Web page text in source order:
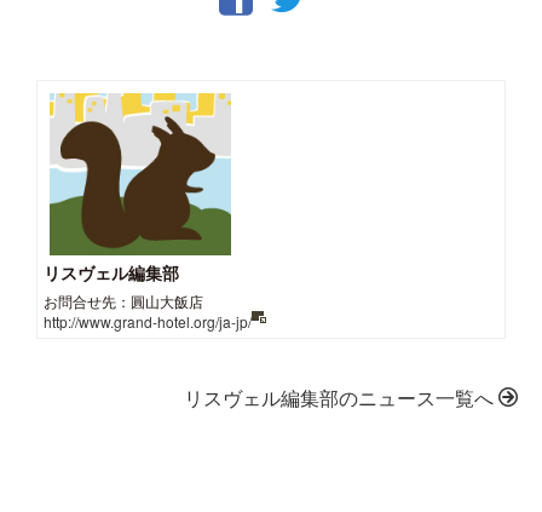
リスヴェル編集部
お問合せ先：圓山大飯店
http://www.grand-hotel.org/ja-jp/
リスヴェル編集部のニュース一覧へ